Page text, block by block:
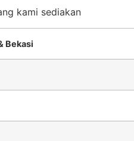
kami sediakan
Bekasi